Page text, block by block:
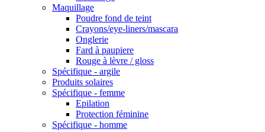
Maquillage
Poudre fond de teint
Crayons/eye-liners/mascara
Onglerie
Fard à paupiere
Rouge à lèvre / gloss
Spécifique - argile
Produits solaires
Spécifique - femme
Epilation
Protection féminine
Spécifique - homme